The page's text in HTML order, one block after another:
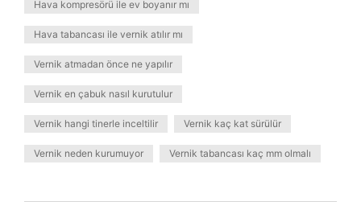
Hava kompresörü ile ev boyanır mı
Hava tabancası ile vernik atılır mı
Vernik atmadan önce ne yapılır
Vernik en çabuk nasıl kurutulur
Vernik hangi tinerle inceltilir Vernik kaç kat sürülür
Vernik neden kurumuyor Vernik tabancası kaç mm olmalı